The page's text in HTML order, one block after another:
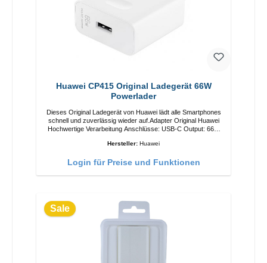
Huawei CP415 Original Ladegerät 66W
Powerlader
Dieses Original Ladegerät von Huawei lädt alle Smartphones
schnell und zuverlässig wieder auf.Adapter Original Huawei
Hochwertige Verarbeitung Anschlüsse: USB-C Output: 66W
Hersteller: Huawei
Login für Preise und Funktionen
Sale